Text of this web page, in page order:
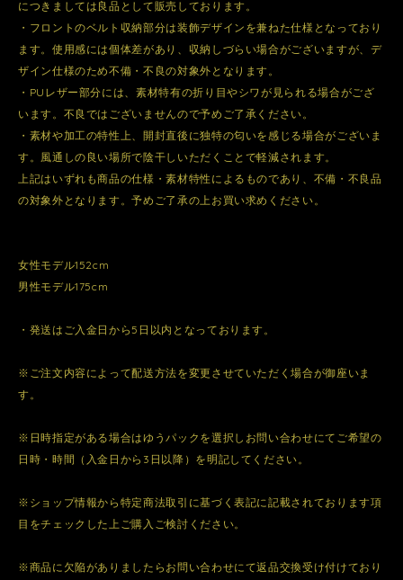
につきましては良品として販売しております。
・フロントのベルト収納部分は装飾デザインを兼ねた仕様となっており
ます。使用感には個体差があり、収納しづらい場合がございますが、デ
ザイン仕様のため不備・不良の対象外となります。
・PUレザー部分には、素材特有の折り目やシワが見られる場合がござ
います。不良ではございませんので予めご了承ください。
・素材や加工の特性上、開封直後に独特の匂いを感じる場合がございま
す。風通しの良い場所で陰干しいただくことで軽減されます。
上記はいずれも商品の仕様・素材特性によるものであり、不備・不良品
の対象外となります。予めご了承の上お買い求めください。
女性モデル152cm
男性モデル175cm
・発送はご入金日から5日以内となっております。
※ご注文内容によって配送方法を変更させていただく場合が御座いま
す。
※日時指定がある場合はゆうパックを選択しお問い合わせにてご希望の
日時・時間（入金日から3日以降）を明記してください。
※ショップ情報から特定商法取引に基づく表記に記載されております項
目をチェックした上ご購入ご検討ください。
※商品に欠陥がありましたらお問い合わせにて返品交換受け付けており